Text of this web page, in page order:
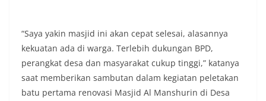
“Saya yakin masjid ini akan cepat selesai, alasannya
kekuatan ada di warga. Terlebih dukungan BPD,
perangkat desa dan masyarakat cukup tinggi,” katanya
saat memberikan sambutan dalam kegiatan peletakan
batu pertama renovasi Masjid Al Manshurin di Desa